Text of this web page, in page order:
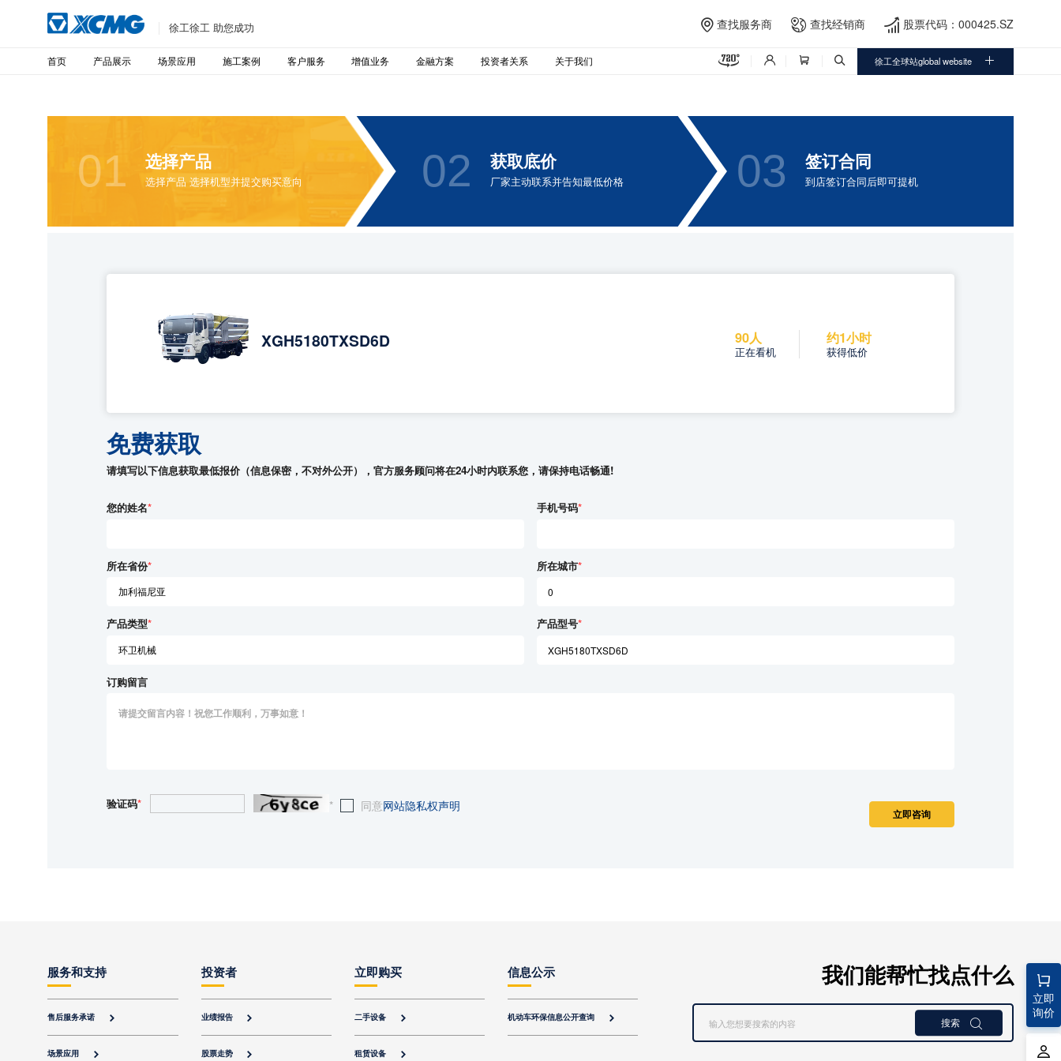
徐工徐工 助您成功  查找服务商  查找经销商  股票代码：000425.SZ
首页 产品展示 场景应用 施工案例 客户服务 增值业务 金融方案 投资者关系 关于我们     徐工全球站global website 
01 选择产品
选择产品 选择机型并提交购买意向 02 获取底价
厂家主动联系并告知最低价格 03 签订合同
到店签订合同后即可提机
XGH5180TXSD6D 90人
正在看机
约1小时
获得低价
免费获取
请填写以下信息获取最低报价（信息保密，不对外公开），官方服务顾问将在24小时内联系您，请保持电话畅通!
您的姓名* 手机号码*
所在省份* 所在城市*
产品类型* 产品型号*
订购留言
验证码* * 同意网站隐私权声明
立即
询价
服务和支持
售后服务承诺 
场景应用 
投资者
业绩报告 
股票走势 
立即购买
二手设备 
租赁设备 
信息公示
机动车环保信息公开查询 
我们能帮忙找点什么
搜索 